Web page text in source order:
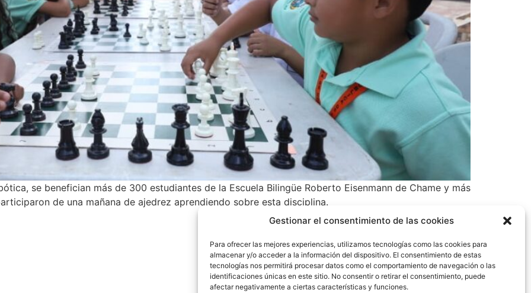
Gestionar el consentimiento de las cookies
Para ofrecer las mejores experiencias, utilizamos tecnologías como las cookies para
almacenar y/o acceder a la información del dispositivo. El consentimiento de estas
tecnologías nos permitirá procesar datos como el comportamiento de navegación o las
identificaciones únicas en este sitio. No consentir o retirar el consentimiento, puede
afectar negativamente a ciertas características y funciones.
se benefician más de 300 estudiantes de la Escuela Bilingüe Roberto Eisenmann de Chame y más
de una mañana de ajedrez aprendiendo sobre esta disciplina.